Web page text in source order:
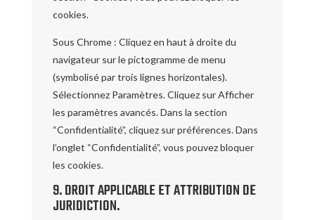
cookies.
Sous Chrome : Cliquez en haut à droite du
navigateur sur le pictogramme de menu
(symbolisé par trois lignes horizontales).
Sélectionnez Paramètres. Cliquez sur Afficher
les paramètres avancés. Dans la section
“Confidentialité”, cliquez sur préférences. Dans
l’onglet “Confidentialité”, vous pouvez bloquer
les cookies.
9. DROIT APPLICABLE ET ATTRIBUTION DE
JURIDICTION.